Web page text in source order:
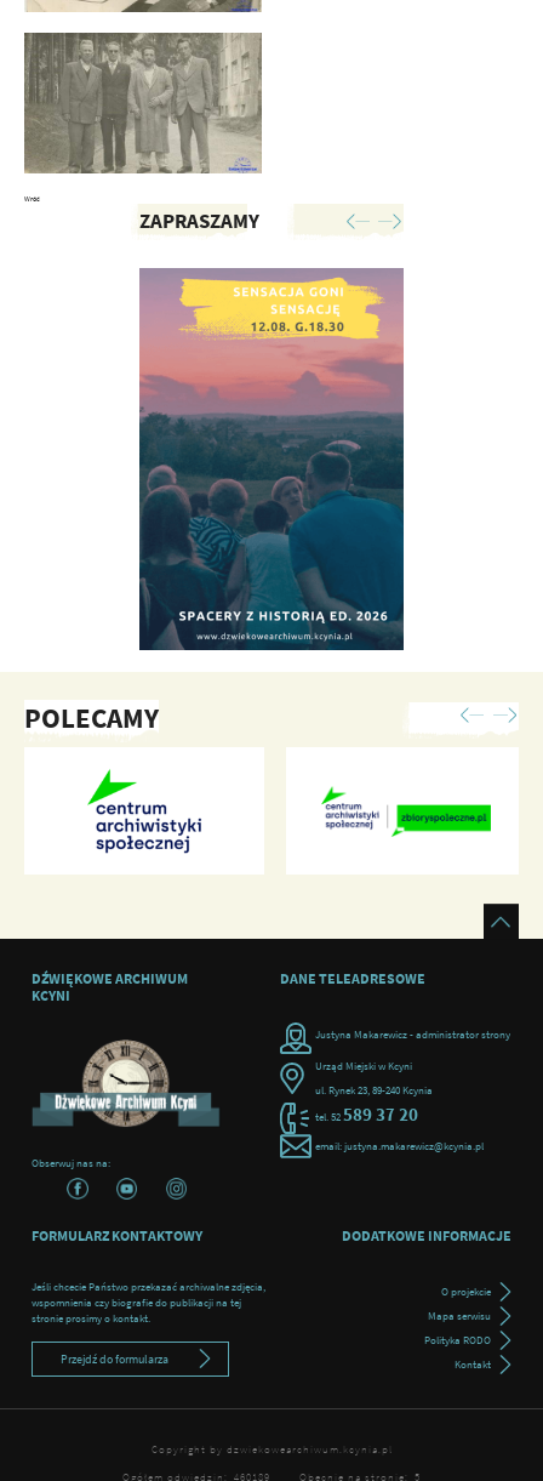
Wróć
ZAPRASZAMY
POLECAMY
DŹWIĘKOWE ARCHIWUM
KCYNI
Obserwuj nas na:
DANE TELEADRESOWE
Justyna Makarewicz - administrator strony
Urząd Miejski w Kcyni
ul. Rynek 23, 89-240 Kcynia
tel. 52589 37 20
email: justyna.makarewicz@kcynia.pl
FORMULARZ KONTAKTOWY
Jeśli chcecie Państwo przekazać archiwalne zdjęcia,
wspomnienia czy biografie do publikacji na tej
stronie prosimy o kontakt.
Przejdź do formularza
DODATKOWE INFORMACJE
O projekcie
Mapa serwisu
Polityka RODO
Kontakt
Copyright by dzwiekowearchiwum.kcynia.pl
Ogółem odwiedzin:
460189 Obecnie na stronie: 5